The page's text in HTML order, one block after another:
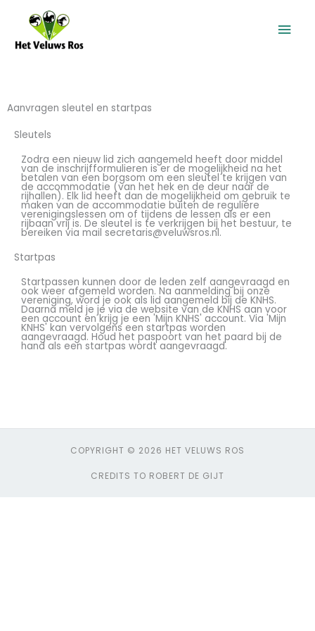
Aanvragen sleutel en startpas
Sleutels
Zodra een nieuw lid zich aangemeld heeft door middel
van de inschrijfformulieren is er de mogelijkheid na het
betalen van een borgsom om een sleutel te krijgen van
de accommodatie (van het hek en de deur naar de
rijhallen). Elk lid heeft dan de mogelijkheid om gebruik te
maken van de accommodatie buiten de reguliere
verenigingslessen om of tijdens de lessen als er een
rijbaan vrij is. De sleutel is te verkrijgen bij het bestuur, te
bereiken via mail secretaris@veluwsros.nl.
Startpas
Startpassen kunnen door de leden zelf aangevraagd en
ook weer afgemeld worden. Na aanmelding bij onze
vereniging, word je ook als lid aangemeld bij de KNHS.
Daarna meld je je via de website van de KNHS aan voor
een account en krijg je een 'Mijn KNHS' account. Via 'Mijn
KNHS' kan vervolgens een startpas worden
aangevraagd. Houd het paspoort van het paard bij de
hand als een startpas wordt aangevraagd.
COPYRIGHT © 2026 HET VELUWS ROS
CREDITS TO ROBERT DE GIJT